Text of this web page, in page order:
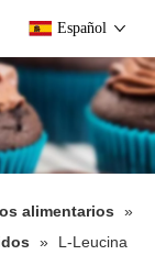
Español
alimentarios
»
» L-Leucina